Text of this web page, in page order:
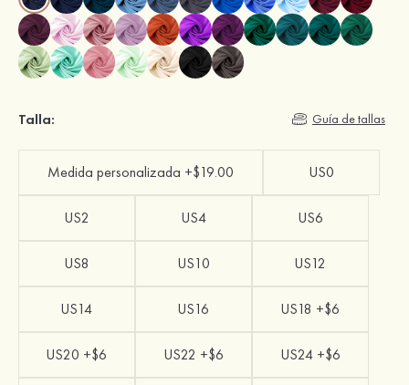
Talla: Guía de tallas
Medida personalizada +$19.00 US0
US2 US4 US6
US8 US10 US12
US14 US16 US18 +$6
US20 +$6 US22 +$6 US24 +$6